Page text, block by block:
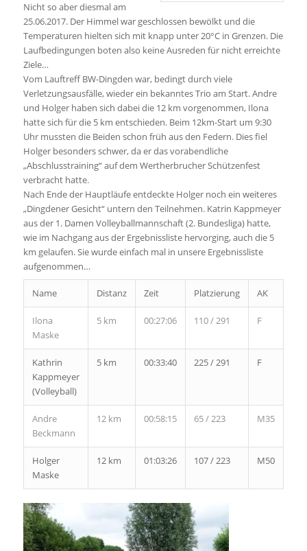
Nicht so aber diesmal am
25.06.2017. Der Himmel war geschlossen bewölkt und die
Temperaturen hielten sich mit knapp unter 20°C in Grenzen. Die
Laufbedingungen boten also keine Ausreden für nicht erreichte
Ziele…
Vom Lauftreff BW-Dingden war, bedingt durch viele
Verletzungsausfälle, wieder ein bekanntes Trio am Start. Andre
und Holger haben sich dabei die 12 km vorgenommen, Ilona
hatte sich für die 5 km entschieden. Beim 12km-Start um 9:30
Uhr mussten die Beiden schon früh aus den Federn. Dies fiel
Holger besonders schwer, da er das vorabendliche
„Abschlusstraining“ auf dem Wertherbrucher Schützenfest
verbracht hatte.
Nach Ende der Hauptläufe entdeckte Holger noch ein weiteres
„Dingdener Gesicht“ untern den Teilnehmen. Katrin Kappmeyer
aus der 1. Damen Volleyballmannschaft (2. Bundesliga) hatte,
wie im Nachgang aus der Ergebnissliste hervorging, auch die 5
km gelaufen. Sie wurde einfach mal in unsere Ergebnissliste
aufgenommen…
Name Distanz Zeit Platzierung AK
Ilona
Maske
5 km 00:27:06 110 / 291 F
Kathrin
Kappmeyer
(Volleyball)
5 km 00:33:40 225 / 291 F
Andre
Beckmann
12 km 00:58:15 65 / 223 M35
Holger
Maske
12 km 01:03:26 107 / 223 M50